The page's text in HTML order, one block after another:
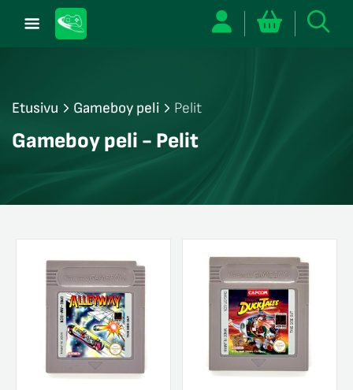
Etusivu Gameboy peli Pelit
Gameboy peli - Pelit
sulje